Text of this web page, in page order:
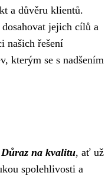
a důvěru klientů.
dosahovat jejich cílů a
našich řešení
kterým se s nadšením
Důraz na kvalitu, ať už
spolehlivosti a